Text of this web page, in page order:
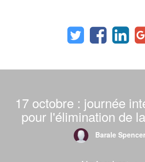
17 octobre : journée
pour l'élimination de
Barale Spencer